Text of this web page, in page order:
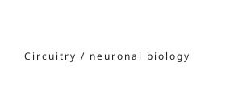
Circuitry / neuronal biology